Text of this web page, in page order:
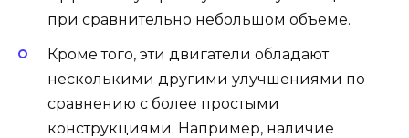
при сравнительно небольшом объеме.
Кроме того, эти двигатели обладают
несколькими другими улучшениями по
сравнению с более простыми
конструкциями. Например, наличие